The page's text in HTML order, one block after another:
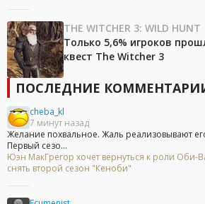
THE WITCHER 3: WILD HUNT
Только 5,6% игроков
квест The Witcher 3
ПОСЛЕДНИЕ
cheba_kl
7 минут назад
Желание похвальное. Жаль реализовывают
Первый сезо...
Юэн МакГрегор хочет вернуться к роли Оби-
снять второй сезон "Кеноби"